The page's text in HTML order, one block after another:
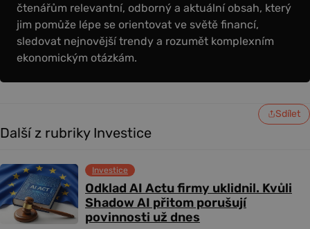
čtenářům relevantní, odborný a aktuální obsah, který
jim pomůže lépe se orientovat ve světě financí,
sledovat nejnovější trendy a rozumět komplexním
ekonomickým otázkám.
Sdílet
Další z rubriky Investice
Odklad AI Actu firmy uklidnil. Kvůli
Shadow AI přitom porušují
povinnosti už dnes
Investice